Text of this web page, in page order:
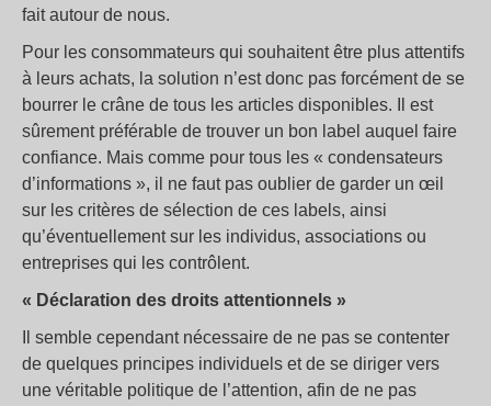
fait autour de nous.
Pour les consommateurs qui souhaitent être plus attentifs
à leurs achats, la solution n’est donc pas forcément de se
bourrer le crâne de tous les articles disponibles. Il est
sûrement préférable de trouver un bon label auquel faire
confiance. Mais comme pour tous les « condensateurs
d’informations », il ne faut pas oublier de garder un œil
sur les critères de sélection de ces labels, ainsi
qu’éventuellement sur les individus, associations ou
entreprises qui les contrôlent.
« Déclaration des droits attentionnels »
Il semble cependant nécessaire de ne pas se contenter
de quelques principes individuels et de se diriger vers
une véritable politique de l’attention, afin de ne pas